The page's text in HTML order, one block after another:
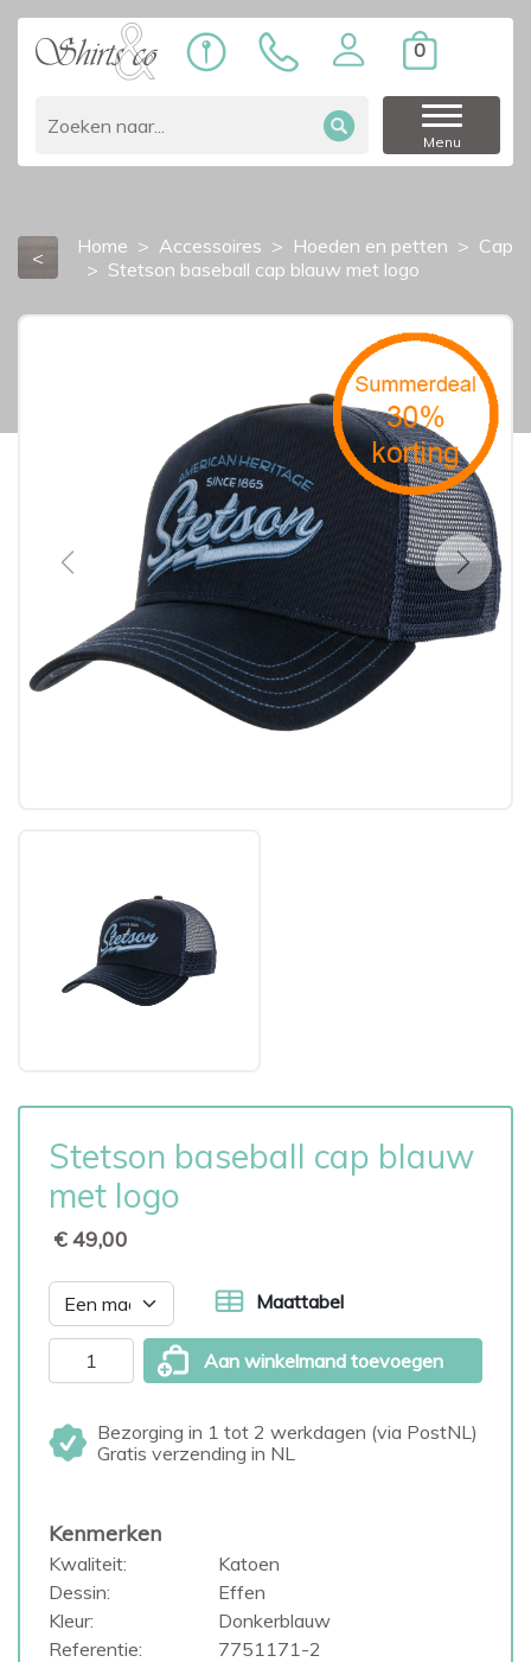
0
Menu
< Home Accessoires Hoeden en petten
Cap
Stetson baseball cap blauw met logo
Previous Next
Stetson baseball cap blauw
met logo
€ 49,00
Maattabel
Aan winkelmand toevoegen
Bezorging in 1 tot 2 werkdagen (via PostNL)
Gratis verzending in NL
Kenmerken
Kwaliteit:
Katoen
Dessin:
Effen
Kleur:
Donkerblauw
Referentie:
7751171-2